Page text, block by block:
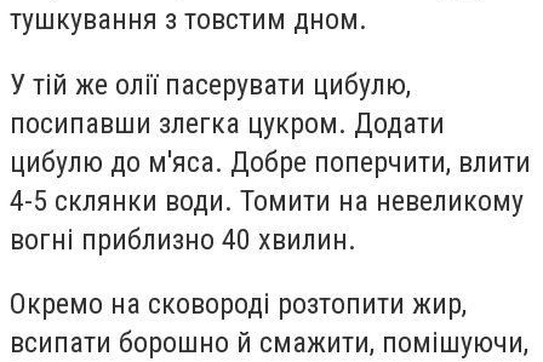
тушкування з товстим дном.
У тій же олії пасерувати цибулю,
посипавши злегка цукром. Додати
цибулю до м'яса. Добре поперчити, влити
4-5 склянки води. Томити на невеликому
вогні приблизно 40 хвилин.
Окремо на сковороді розтопити жир,
всипати борошно й смажити, помішуючи,